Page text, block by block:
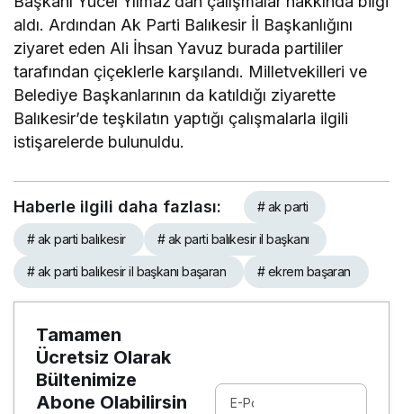
aldı. Ardından Ak Parti Balıkesir İl Başkanlığını
ziyaret eden Ali İhsan Yavuz burada partililer
tarafından çiçeklerle karşılandı. Milletvekilleri ve
Belediye Başkanlarının da katıldığı ziyarette
Balıkesir’de teşkilatın yaptığı çalışmalarla ilgili
istişarelerde bulunuldu.
Haberle ilgili daha fazlası: # ak parti
# ak parti balıkesir # ak parti balıkesir il başkanı
# ak parti balıkesir il başkanı başaran # ekrem başaran
Tamamen
Ücretsiz Olarak
Bültenimize
Abone Olabilirsin